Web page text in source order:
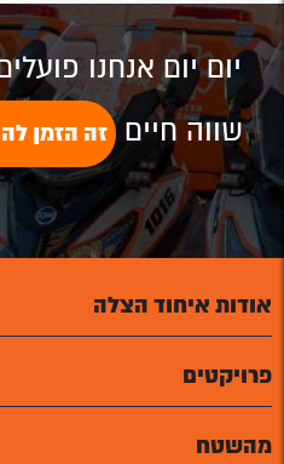
יום יום אנחנו
שווה חיים זה הזמן
אודות איחוד הצלה
פרויקטים
מהשטח